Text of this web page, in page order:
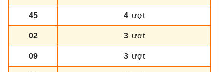
45 4 lượt
02 3 lượt
09 3 lượt